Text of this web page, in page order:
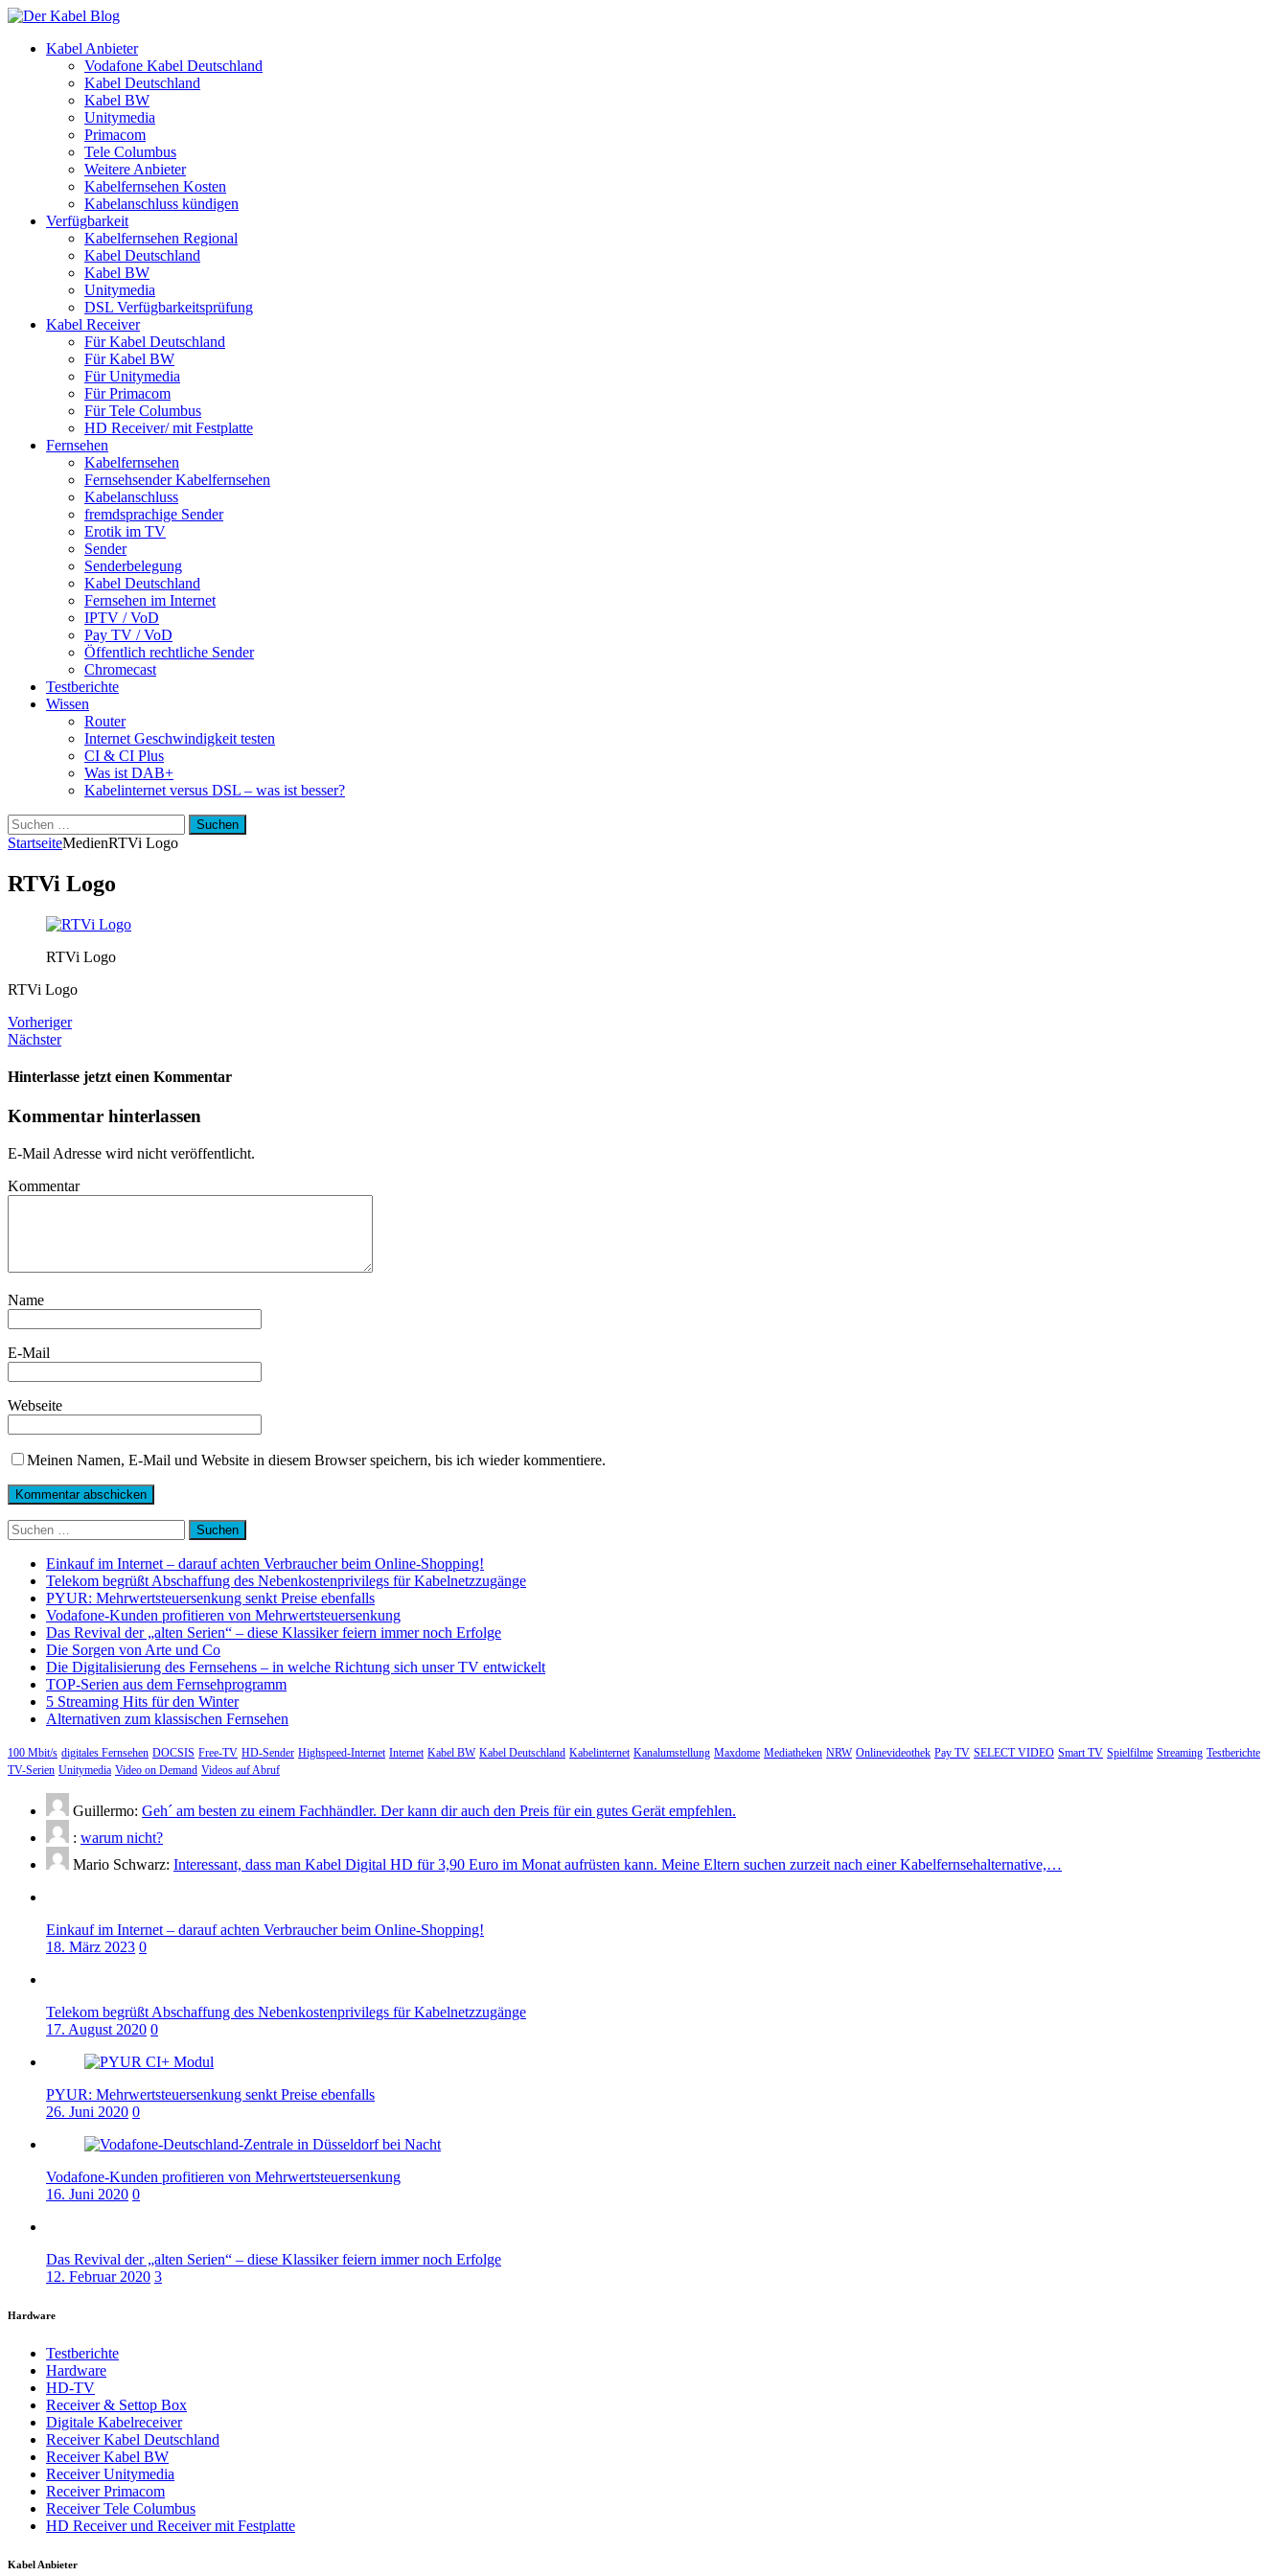
Kabel Anbieter
Vodafone Kabel Deutschland
Kabel Deutschland
Kabel BW
Unitymedia
Primacom
Tele Columbus
Weitere Anbieter
Kabelfernsehen Kosten
Kabelanschluss kündigen
Verfügbarkeit
Kabelfernsehen Regional
Kabel Deutschland
Kabel BW
Unitymedia
DSL Verfügbarkeitsprüfung
Kabel Receiver
Für Kabel Deutschland
Für Kabel BW
Für Unitymedia
Für Primacom
Für Tele Columbus
HD Receiver/ mit Festplatte
Fernsehen
Kabelfernsehen
Fernsehsender Kabelfernsehen
Kabelanschluss
fremdsprachige Sender
Erotik im TV
Sender
Senderbelegung
Kabel Deutschland
Fernsehen im Internet
IPTV / VoD
Pay TV / VoD
Öffentlich rechtliche Sender
Chromecast
Testberichte
Wissen
Router
Internet Geschwindigkeit testen
CI & CI Plus
Was ist DAB+
Kabelinternet versus DSL – was ist besser?
Suchen
nach:
StartseiteMedienRTVi Logo
RTVi Logo
RTVi Logo
RTVi Logo
Vorheriger
Nächster
Hinterlasse jetzt einen Kommentar
Kommentar hinterlassen
E-Mail Adresse wird nicht veröffentlicht.
Kommentar
Name
E-Mail
Webseite
Meinen Namen, E-Mail und Website in diesem Browser speichern, bis ich wieder kommentiere.
Suchen
nach:
Einkauf im Internet – darauf achten Verbraucher beim Online-Shopping!
Telekom begrüßt Abschaffung des Nebenkostenprivilegs für Kabelnetzzugänge
PYUR: Mehrwertsteuersenkung senkt Preise ebenfalls
Vodafone-Kunden profitieren von Mehrwertsteuersenkung
Das Revival der „alten Serien“ – diese Klassiker feiern immer noch Erfolge
Die Sorgen von Arte und Co
Die Digitalisierung des Fernsehens – in welche Richtung sich unser TV entwickelt
TOP-Serien aus dem Fernsehprogramm
5 Streaming Hits für den Winter
Alternativen zum klassischen Fernsehen
100 Mbit/s digitales Fernsehen DOCSIS Free-TV HD-Sender Highspeed-Internet Internet Kabel BW Kabel Deutschland Kabelinternet Kanalumstellung Maxdome Mediatheken NRW Onlinevideothek Pay TV SELECT VIDEO Smart TV Spielfilme Streaming Testberichte
TV-Serien Unitymedia Video on Demand Videos auf Abruf
Guillermo: Geh´ am besten zu einem Fachhändler. Der kann dir auch den Preis für ein gutes Gerät empfehlen.
: warum nicht?
Mario Schwarz: Interessant, dass man Kabel Digital HD für 3,90 Euro im Monat aufrüsten kann. Meine Eltern suchen zurzeit nach einer Kabelfernsehalternative,…
Einkauf im Internet – darauf achten Verbraucher beim Online-Shopping!
18. März 2023 0
Telekom begrüßt Abschaffung des Nebenkostenprivilegs für Kabelnetzzugänge
17. August 2020 0
PYUR: Mehrwertsteuersenkung senkt Preise ebenfalls
26. Juni 2020 0
Vodafone-Kunden profitieren von Mehrwertsteuersenkung
16. Juni 2020 0
Das Revival der „alten Serien“ – diese Klassiker feiern immer noch Erfolge
12. Februar 2020 3
Hardware
Testberichte
Hardware
HD-TV
Receiver & Settop Box
Digitale Kabelreceiver
Receiver Kabel Deutschland
Receiver Kabel BW
Receiver Unitymedia
Receiver Primacom
Receiver Tele Columbus
HD Receiver und Receiver mit Festplatte
Kabel Anbieter